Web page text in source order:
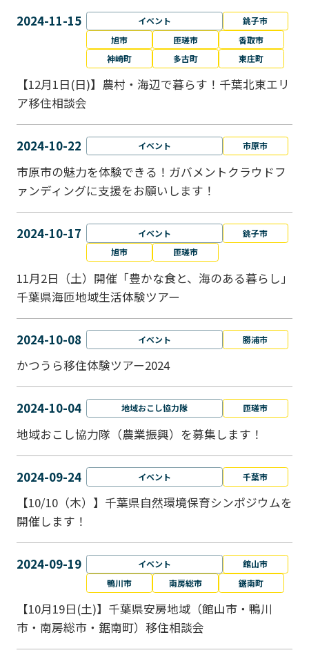
2024-11-15 イベント
銚子市
旭市
匝瑳市
香取市
神崎町
多古町 東庄町
【12月1日(日)】農村・海辺で暮らす！千葉北東エリ
ア移住相談会
2024-10-22 イベント 市原市
市原市の魅力を体験できる！ガバメントクラウドフ
ァンディングに支援をお願いします！
2024-10-17 イベント
銚子市
旭市
匝瑳市
11月2日（土）開催「豊かな食と、海のある暮らし」
千葉県海匝地域生活体験ツアー
2024-10-08 イベント 勝浦市
かつうら移住体験ツアー2024
2024-10-04 地域おこし協力隊 匝瑳市
地域おこし協⼒隊（農業振興）を募集します！
2024-09-24 イベント 千葉市
【10/10（木）】千葉県自然環境保育シンポジウムを
開催します！
2024-09-19 イベント
館山市
鴨川市
南房総市 鋸南町
【10月19日(土)】千葉県安房地域（館山市・鴨川
市・南房総市・鋸南町）移住相談会